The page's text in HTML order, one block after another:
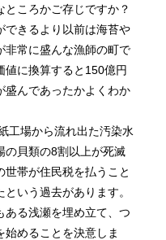
ころかご存じですか？
できるより以前は海苔や
非常に盛んな漁師の町で
値に換算すると150億円
盛んであったかよくわか
工場から流れ出た汚染水
の貝類の8割以上が死滅
世帯が住民税を払うこと
いう過去があります。
ある浅瀬を埋め立て、つ
始めることを決意しま